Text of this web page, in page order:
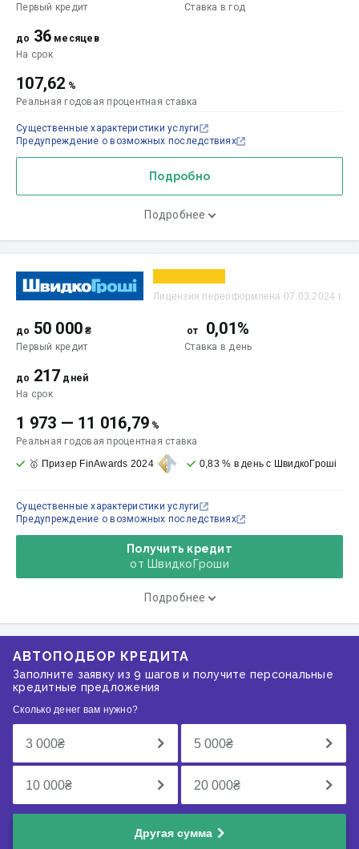
Первый кредит
Ставка в год
до 36 месяцев
На срок
107,62 %
Реальная годовая процентная ставка
Подробно
Подробнее
Существенные характеристики услуги
Предупреждение о возможных последствиях
Лицензия переоформлена 07.03.2024 г.
до 50 000 ₴
Первый кредит
от 0,01%
Ставка в день
до 217 дней
На срок
1 973 — 11 016,79 %
Реальная годовая процентная ставка
Получить кредит
от ШвидкоГроши
Подробнее
🥇 Призер FinAwards 2024 0,83 % в день с ШвидкоГроші
Существенные характеристики услуги
Предупреждение о возможных последствиях
АВТОПОДБОР КРЕДИТА
Заполните заявку из 9 шагов и получите персональные
кредитные предложения
Сколько денег вам нужно?
3 000₴ 5 000₴
10 000₴ 20 000₴
Другая сумма